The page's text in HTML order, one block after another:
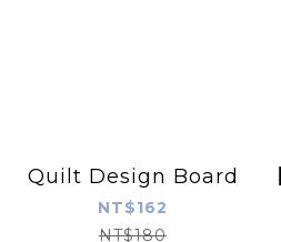
Quilt Design Board
NT$162
NT$180